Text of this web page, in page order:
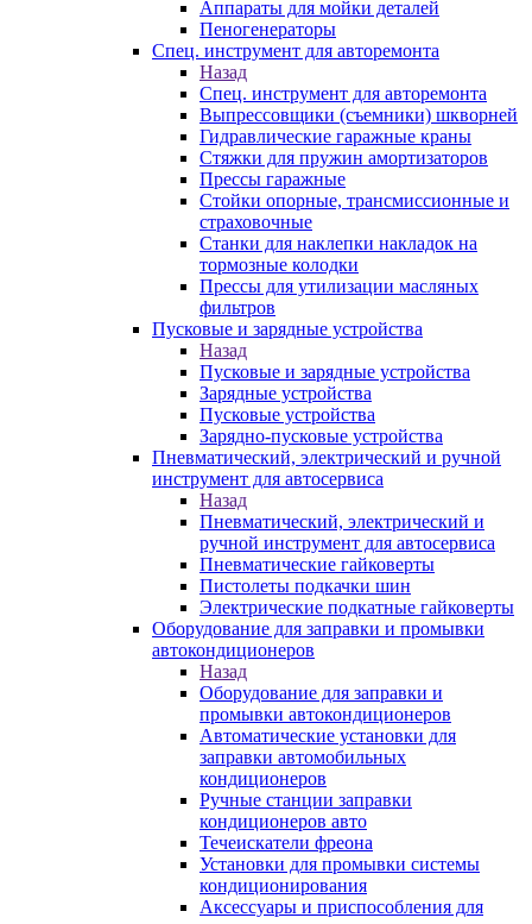
Аппараты для мойки деталей
Пеногенераторы
Спец. инструмент для авторемонта
Назад
Спец. инструмент для авторемонта
Выпрессовщики (съемники) шкворней
Гидравлические гаражные краны
Стяжки для пружин амортизаторов
Прессы гаражные
Стойки опорные, трансмиссионные и
страховочные
Станки для наклепки накладок на
тормозные колодки
Прессы для утилизации масляных
фильтров
Пусковые и зарядные устройства
Назад
Пусковые и зарядные устройства
Зарядные устройства
Пусковые устройства
Зарядно-пусковые устройства
Пневматический, электрический и ручной
инструмент для автосервиса
Назад
Пневматический, электрический и
ручной инструмент для автосервиса
Пневматические гайковерты
Пистолеты подкачки шин
Электрические подкатные гайковерты
Оборудование для заправки и промывки
автокондиционеров
Назад
Оборудование для заправки и
промывки автокондиционеров
Автоматические установки для
заправки автомобильных
кондиционеров
Ручные станции заправки
кондиционеров авто
Течеискатели фреона
Установки для промывки системы
кондиционирования
Аксессуары и приспособления для